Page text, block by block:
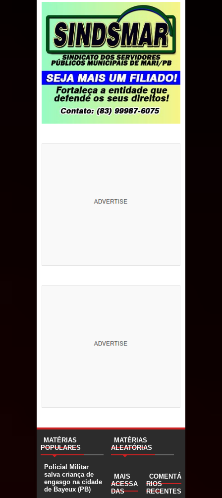
MATÉRIAS
POPULARES
Policial Militar
salva criança de
engasgo na cidade
de Bayeux (PB)
MATÉRIAS
ALEATÓRIAS
MAIS
ACESSA
DAS
COMENTÁ
RIOS
RECENTES